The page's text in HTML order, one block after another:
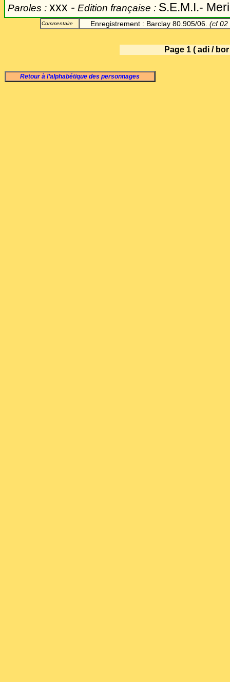
Paroles : xxx - Edition française : S.E.M.I.-
Commentaire Enregistrement : Barclay 80.905/06. (cf 02
Page 1 ( adi /
Retour à l’alphabétique des personnages